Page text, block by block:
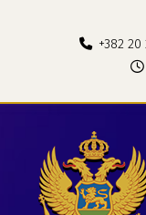
+382 20